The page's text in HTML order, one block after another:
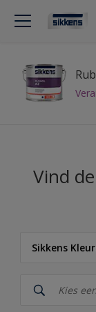
Vind
Sikkens
Sikkens